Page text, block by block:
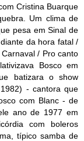
Cristina Buarque
Um clima de
pesa em Sinal de
da hora fatal /
/ Pro canto
Bosco em
batizara o show
- cantora que
com Blanc - de
ano de 1977 em
com boleros
típico samba de